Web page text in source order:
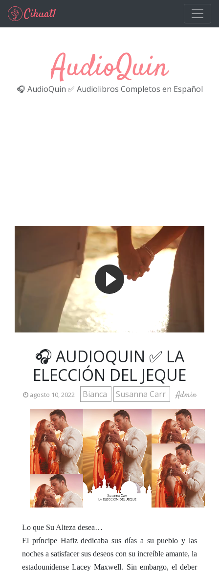
Ir al contenido principal
AudioQuin
🎧 AudioQuin ✅ Audiolibros Completos en Español
🎧 AUDIOQUIN ✅ LA
ELECCIÓN DEL JEQUE
agosto 10, 2022 Bianca Susanna Carr Admin
Lo que Su Alteza desea…
El príncipe Hafiz dedicaba sus días a su pueblo y las
noches a satisfacer sus deseos con su increíble amante, la
estadounidense Lacey Maxwell. Sin embargo, el deber